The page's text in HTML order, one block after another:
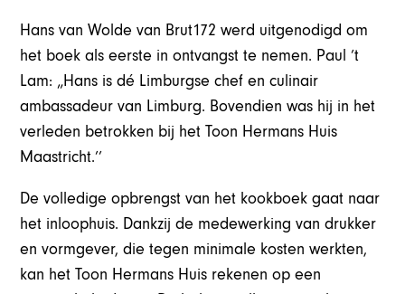
Hans van Wolde van Brut172 werd uitgenodigd om
het boek als eerste in ontvangst te nemen. Paul ’t
Lam: „Hans is dé Limburgse chef en culinair
ambassadeur van Limburg. Bovendien was hij in het
verleden betrokken bij het Toon Hermans Huis
Maastricht.’’
De volledige opbrengst van het kookboek gaat naar
het inloophuis. Dankzij de medewerking van drukker
en vormgever, die tegen minimale kosten werkten,
kan het Toon Hermans Huis rekenen op een